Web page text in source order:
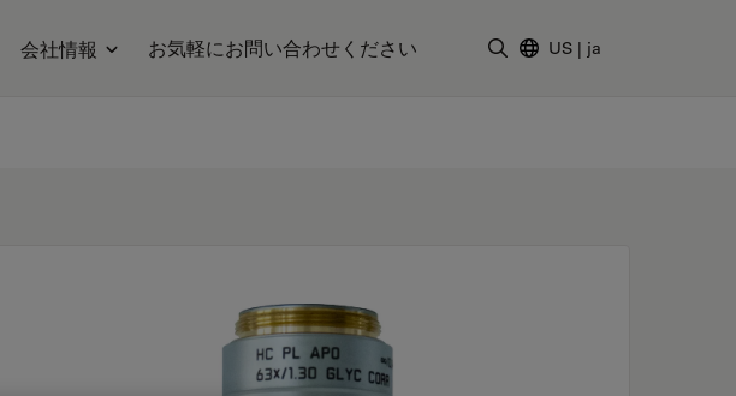
会社情報 お気軽にお問い合わせください US | ja